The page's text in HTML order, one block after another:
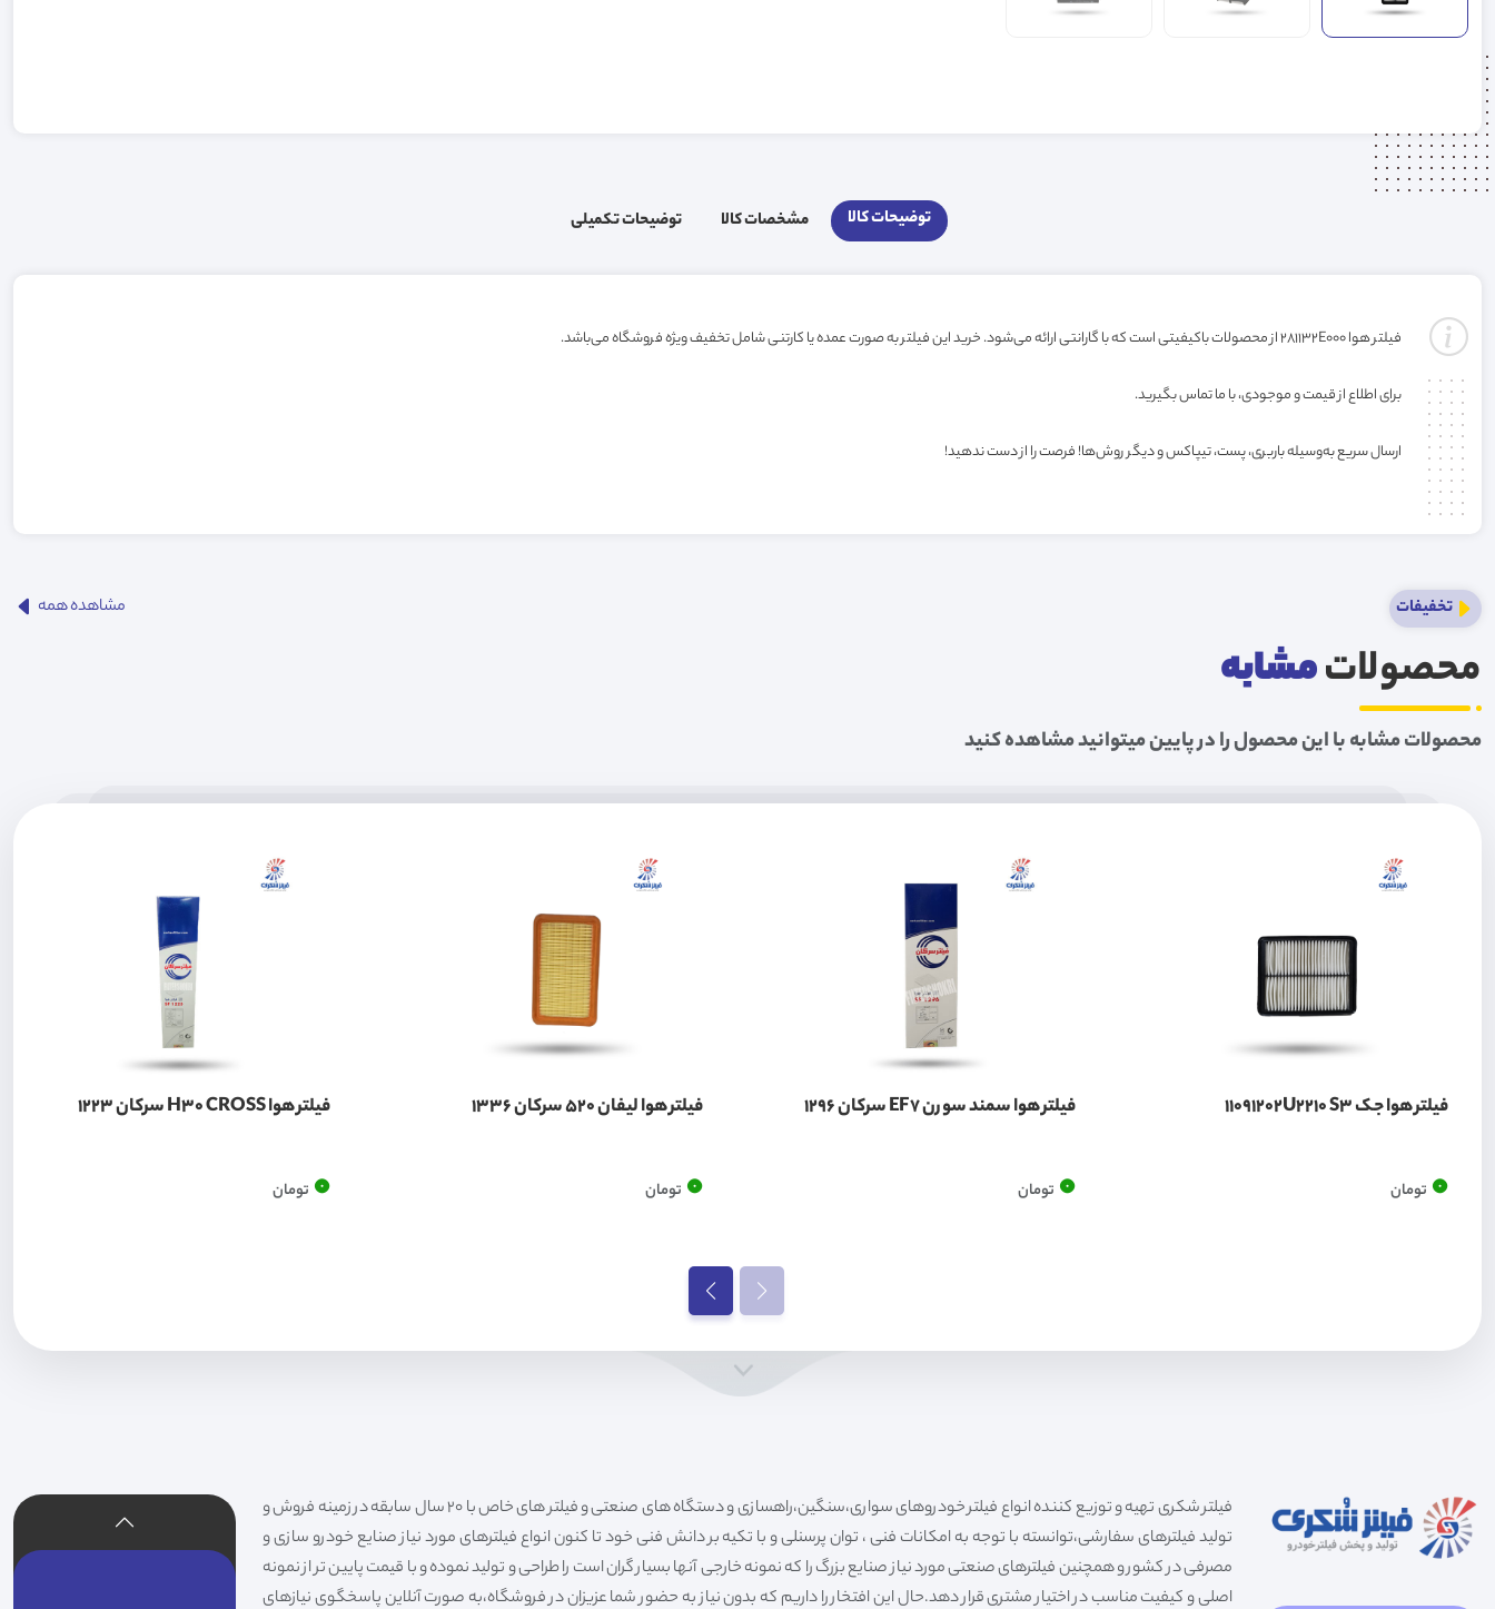
توضیحات کالا مشخصات کالا توضیحات تکمیلی
فیلتر هوا 281132E000 از محصولات باکیفیتی است که با گارانتی ارائه می‌شود. خرید این فیلتر به صورت عمده یا کارتنی شامل تخفیف ویژه فروشگاه می‌باشد.
برای اطلاع از قیمت و موجودی، با ما تماس بگیرید.
ارسال سریع به‌وسیله باربری، پست، تیپاکس و دیگر روش‌ها! فرصت را از دست ندهید!
تخفیفات
محصولاتمشابه
محصولات مشابه با این محصول را در پایین میتوانید مشاهده کنید
مشاهده همه
فیلتر هوا جک 11091202U2210 S3
0 تومان
فیلتر هوا سمند سورن EF7 سرکان 1296
0 تومان
فیلتر هوا لیفان 520 سرکان 1336
0 تومان
فیلتر هوا H30 CROSS سرکان 1223
0 تومان
فیلتر شکری تهیه و توزیع کننده انواع فیلتر خودروهای سواری،سنگین،راهسازی و دستگاه های صنعتی و فیلتر های خاص با 20 سال سابقه در زمینه فروش و
تولید فیلترهای سفارشی،توانسته با توجه به امکانات فنی ، توان پرسنلی و با تکیه بر دانش فنی خود تا کنون انواع فیلترهای مورد نیاز صنایع خودرو سازی و
مصرفی در کشور و همچنین فیلترهای صنعتی مورد نیاز صنایع بزرگ را که نمونه خارجی آنها بسیار گران است را طراحی و تولید نموده و با قیمت پایین تر از نمونه
اصلی و کیفیت مناسب در اختیار مشتری قرار دهد.حال این افتخار را داریم که بدون نیاز به حضور شما عزیزان در فروشگاه،به صورت آنلاین پاسخگوی نیازهای